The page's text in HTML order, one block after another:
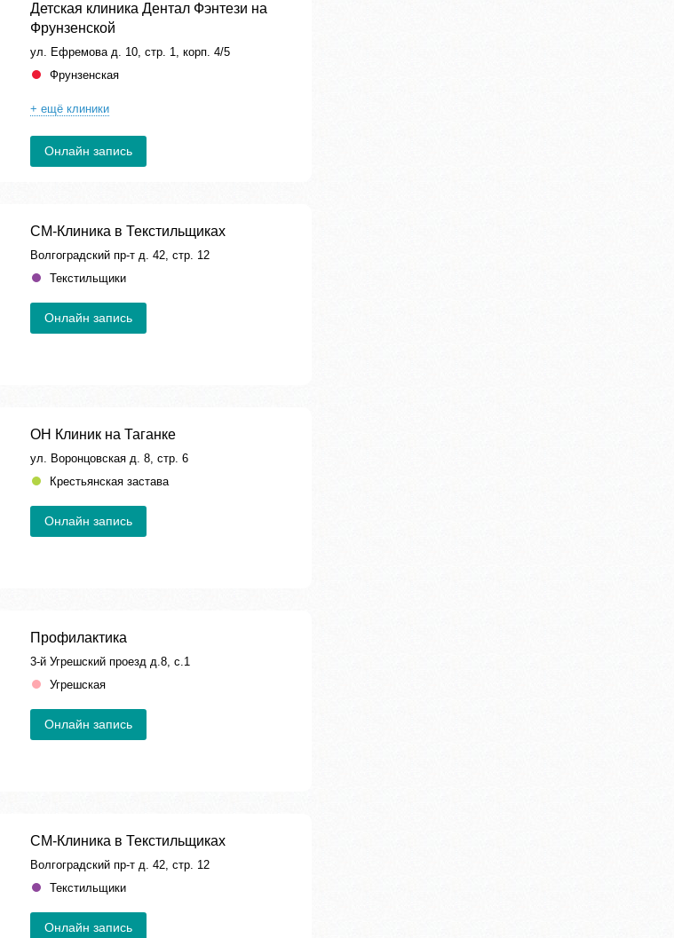
Детская клиника Дентал Фэнтези на
Фрунзенской
ул. Ефремова д. 10, стр. 1, корп. 4/5
Фрунзенская
+ ещё клиники
Онлайн запись
СМ-Клиника в Текстильщиках
Волгоградский пр-т д. 42, стр. 12
Текстильщики
Онлайн запись
ОН Клиник на Таганке
ул. Воронцовская д. 8, стр. 6
Крестьянская застава
Онлайн запись
Профилактика
3-й Угрешский проезд д.8, с.1
Угрешская
Онлайн запись
СМ-Клиника в Текстильщиках
Волгоградский пр-т д. 42, стр. 12
Текстильщики
Онлайн запись